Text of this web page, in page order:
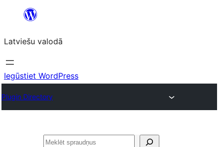
Pāriet
saturu
Latviešu valodā
Iegūstiet WordPress
Plugin Directory
Meklēt